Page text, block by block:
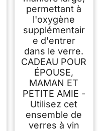
permettant à
l'oxygène
supplémentair
e d'entrer
dans le verre.
CADEAU POUR
ÉPOUSE,
MAMAN ET
PETITE AMIE -
Utilisez cet
ensemble de
verres à vin